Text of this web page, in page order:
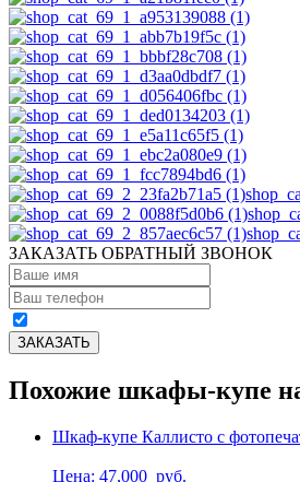
ЗАКАЗАТЬ ОБРАТНЫЙ ЗВОНОК
Похожие шкафы-купе
Шкаф-купе Каллисто с
Цена: 47,000 руб.